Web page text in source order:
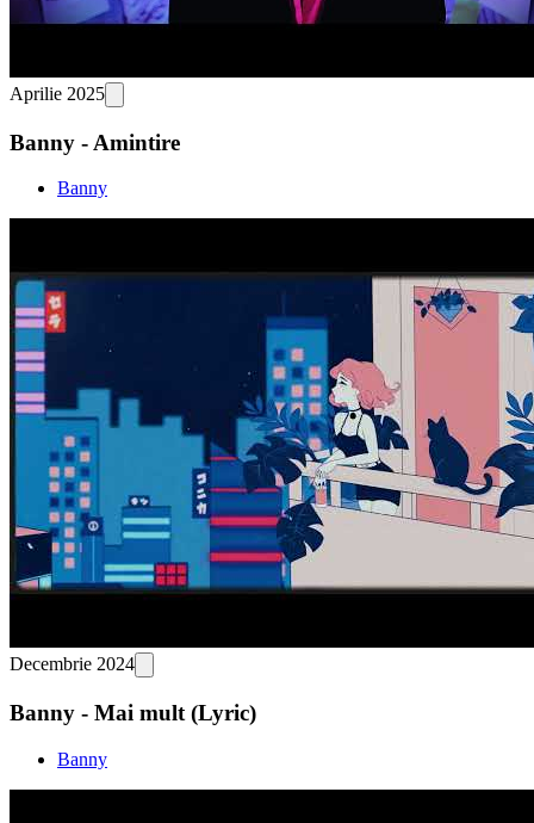
Aprilie 2025
Banny - Amintire
Banny
Decembrie 2024
Banny - Mai mult (Lyric)
Banny